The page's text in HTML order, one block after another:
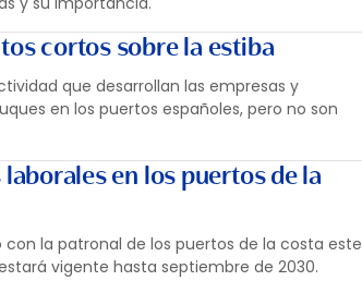
cortos sobre la estiba
que desarrollan las empresas y
en los puertos españoles, pero no son
en los puertos de la
la patronal de los puertos de la costa este
vigente hasta septiembre de 2030.